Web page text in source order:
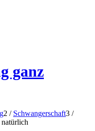
ganz
2 / Schwangerschaft3 /